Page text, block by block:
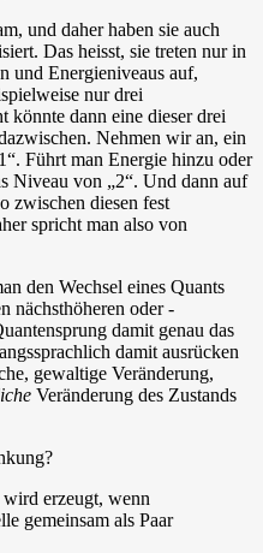
und daher haben sie auch
Das heisst, sie treten nur in
und Energieniveaus auf,
nur drei
könnte dann eine dieser drei
Nehmen wir an, ein
Führt man Energie hinzu oder
Niveau von „2“. Und dann auf
zwischen diesen fest
spricht man also von
den Wechsel eines Quants
nächsthöheren oder -
damit genau das
damit ausrücken
gewaltige Veränderung,
Veränderung des Zustands
erzeugt, wenn
gemeinsam als Paar